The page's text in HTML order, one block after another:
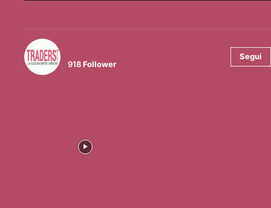
918Follower
Segui